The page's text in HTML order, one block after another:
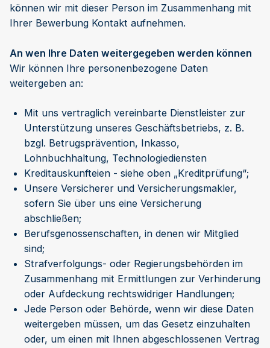
können wir mit dieser Person im Zusammenhang mit
Ihrer Bewerbung Kontakt aufnehmen.
An wen Ihre Daten weitergegeben werden können
Wir können Ihre personenbezogene Daten
weitergeben an:
Mit uns vertraglich vereinbarte Dienstleister zur
Unterstützung unseres Geschäftsbetriebs, z. B.
bzgl. Betrugsprävention, Inkasso,
Lohnbuchhaltung, Technologiediensten
Kreditauskunfteien - siehe oben „Kreditprüfung“;
Unsere Versicherer und Versicherungsmakler,
sofern Sie über uns eine Versicherung
abschließen;
Berufsgenossenschaften, in denen wir Mitglied
sind;
Strafverfolgungs- oder Regierungsbehörden im
Zusammenhang mit Ermittlungen zur Verhinderung
oder Aufdeckung rechtswidriger Handlungen;
Jede Person oder Behörde, wenn wir diese Daten
weitergeben müssen, um das Gesetz einzuhalten
oder, um einen mit Ihnen abgeschlossenen Vertrag